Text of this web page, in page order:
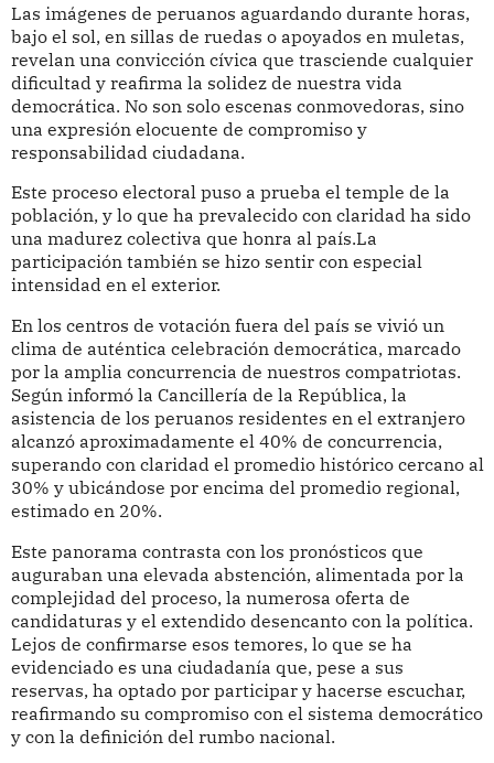
Las imágenes de peruanos aguardando durante horas,
bajo el sol, en sillas de ruedas o apoyados en muletas,
revelan una convicción cívica que trasciende cualquier
dificultad y reafirma la solidez de nuestra vida
democrática. No son solo escenas conmovedoras, sino
una expresión elocuente de compromiso y
responsabilidad ciudadana.
Este proceso electoral puso a prueba el temple de la
población, y lo que ha prevalecido con claridad ha sido
una madurez colectiva que honra al país.La
participación también se hizo sentir con especial
intensidad en el exterior.
En los centros de votación fuera del país se vivió un
clima de auténtica celebración democrática, marcado
por la amplia concurrencia de nuestros compatriotas.
Según informó la Cancillería de la República, la
asistencia de los peruanos residentes en el extranjero
alcanzó aproximadamente el 40% de concurrencia,
superando con claridad el promedio histórico cercano al
30% y ubicándose por encima del promedio regional,
estimado en 20%.
Este panorama contrasta con los pronósticos que
auguraban una elevada abstención, alimentada por la
complejidad del proceso, la numerosa oferta de
candidaturas y el extendido desencanto con la política.
Lejos de confirmarse esos temores, lo que se ha
evidenciado es una ciudadanía que, pese a sus
reservas, ha optado por participar y hacerse escuchar,
reafirmando su compromiso con el sistema democrático
y con la definición del rumbo nacional.